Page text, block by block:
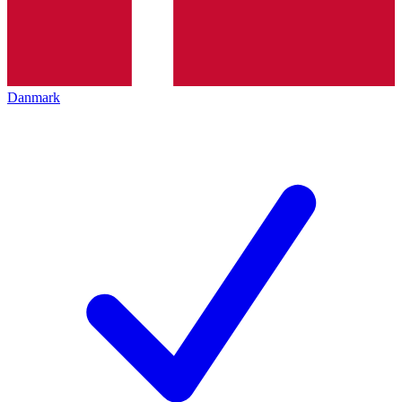
Danmark